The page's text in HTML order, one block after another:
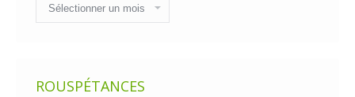
des
billets
ROUSPÉTANCES